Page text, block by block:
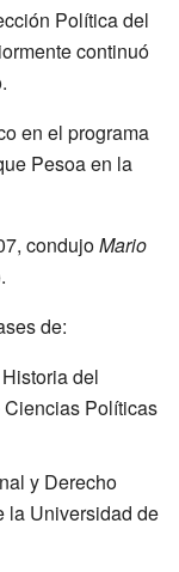
Política del
continuó
en el programa
Pesoa en la
condujoMario
de:
del
Políticas
y Derecho
la Universidad de